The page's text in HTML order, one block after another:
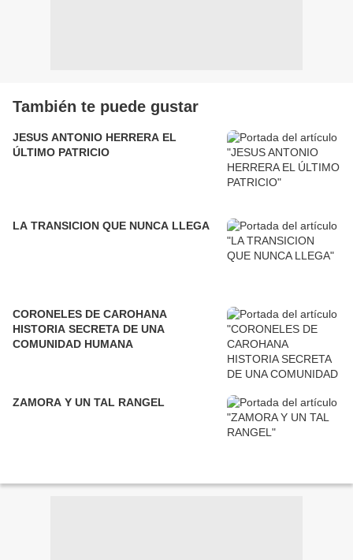
También te puede gustar
JESUS ANTONIO HERRERA EL
ÚLTIMO PATRICIO
LA TRANSICION QUE NUNCA LLEGA
CORONELES DE CAROHANA
HISTORIA SECRETA DE UNA
COMUNIDAD HUMANA
ZAMORA Y UN TAL RANGEL